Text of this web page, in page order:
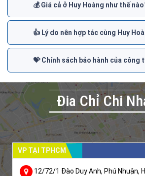
💰 Giá cả ở Huy Hoàng như thế
👍 Lý do nên hợp tác cùng Huy
💝 Chính sách bảo hành của công
Đia Chỉ Chi
VP TẠI TPHCM
12/72/1 Đào Duy Anh, Phú Nhuận,